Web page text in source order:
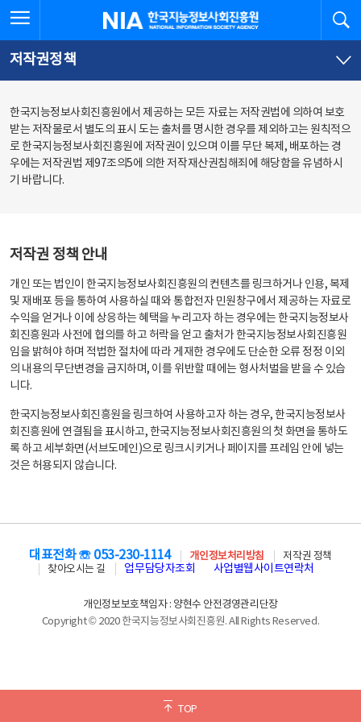
문
로
가
체
뉴
바
가
한국지능정보사회진흥원
저작권정책
한국지능정보사회진흥원에서 제공하는 모든 자료는 저작권법에 의하여 보호
받는 저작물로서 별도의 표시 도는 출처를 명시한 경우를 제외하고는 원칙적으
로 한국지능정보사회진흥원에 저작권이 있으며 이를 무단 복제, 배포하는 경
우에는 저작권법 제97조의5에 의한 저작재산권침해죄에 해당함을 유념하시
기 바랍니다.
저작권 정책 안내
개인 또는 법인이 한국지능정보사회진흥원의 컨텐츠를 링크하거나 인용, 복제
및 재배포 등을 통하여 사용하실 때와 통합전자 민원창구에서 제공하는 자료로
수익을 얻거나 이에 상응하는 혜택을 누리고자 하는 경우에는 한국지능정보사
회진흥원과 사전에 협의를 하고 허락을 얻고 출처가 한국지능정보사회진흥원
임을 밝혀야 하며 적법한 절차에 따라 게재한 경우에도 단순한 오류 정정 이외
의 내용의 무단변경을 금지하며, 이를 위반할 때에는 형사처벌을 받을 수 있습
니다.
한국지능정보사회진흥원을 링크하여 사용하고자 하는 경우, 한국지능정보사
회진흥원에 연결됨을 표시하고, 한국지능정보사회진흥원의 첫 화면을 통하도
록 하고 세부화면(서브도메인)으로 링크시키거나 페이지를 프레임 안에 넣는
것은 허용되지 않습니다.
TOP
대표전화 ☏ 053-230-1114 개인정보처리방침
저작권 정책
찾아오시는 길
업무담당자조회 사업별웹사이트연락처
개인정보보호책임자 : 양현수 안전경영관리단장
Copyright © 2020 한국지능정보사회진흥원. All Rights Reserved.